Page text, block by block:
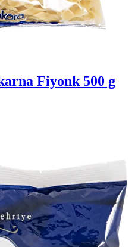
Fiyonk 500 g